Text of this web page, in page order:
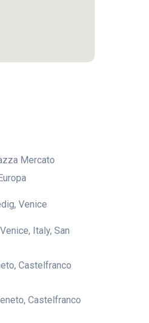
Mercato
Venice
Italy, San
Castelfranco
Castelfranco